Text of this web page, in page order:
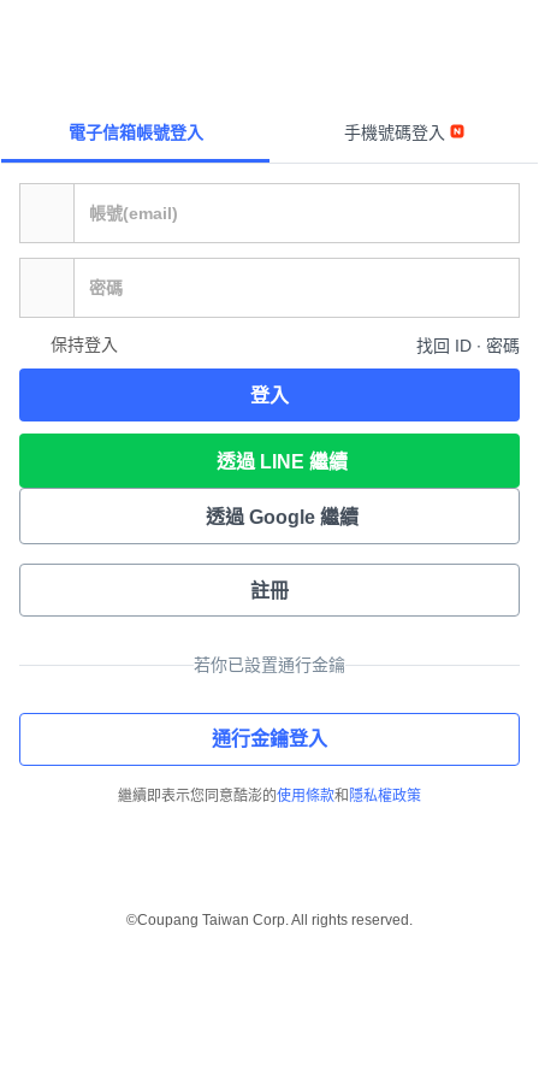
電子信箱帳號登入 手機號碼登入
保持登入 找回 ID ∙ 密碼
登入
透過 LINE 繼續
透過 Google 繼續
註冊
若你已設置通行金鑰
通行金鑰登入
繼續即表示您同意酷澎的使用條款和 隱私權政策
©Coupang Taiwan Corp. All rights reserved.